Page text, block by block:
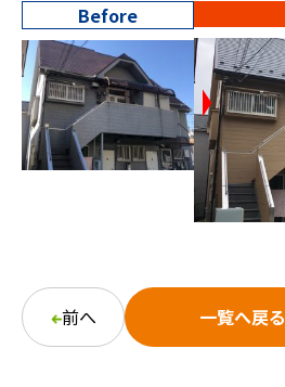
Before
前へ 一覧へ戻る